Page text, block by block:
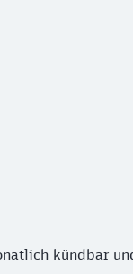
kündbar